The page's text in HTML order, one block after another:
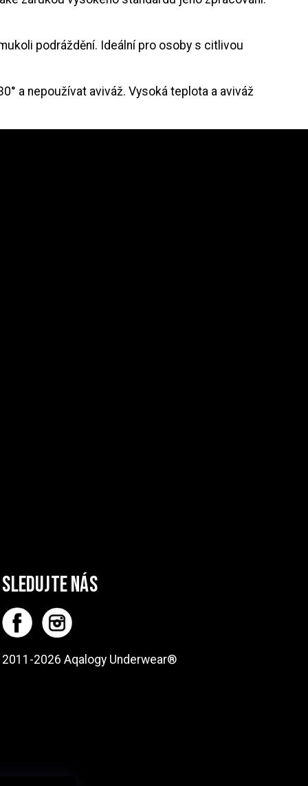
podráždění. Ideální pro osoby s citlivou
a nepoužívat aviváž. Vysoká teplota a aviváž
sledujte nás
2011-2026 Aqalogy Underwear®